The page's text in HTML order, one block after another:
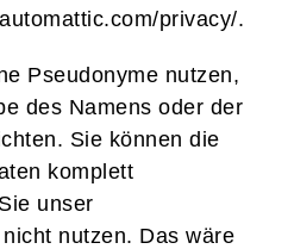
privacy/.
Pseudonyme nutzen,
des Namens oder der
Sie können die
komplett
unser
nutzen. Das wäre